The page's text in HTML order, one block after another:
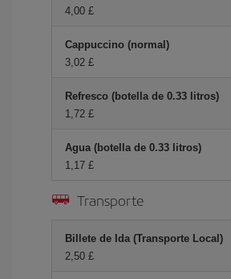
4,00 £
Cappuccino (normal)
3,02 £
Refresco (botella de 0.33 litros)
1,72 £
Agua (botella de 0.33 litros)
1,17 £
Transporte
Billete de Ida (Transporte Local)
2,50 £